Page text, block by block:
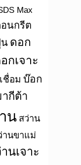
Max
นกรีต
น ดอก
กเจาะ
ชื่อม บ๊อก
กีต้า
น สว่าน
านขาแม่
นเจาะ